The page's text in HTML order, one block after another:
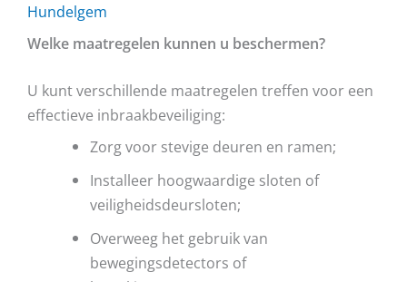
Hundelgem
Welke maatregelen kunnen u beschermen?
U kunt verschillende maatregelen treffen voor een
effectieve inbraakbeveiliging:
Zorg voor stevige deuren en ramen;
Installeer hoogwaardige sloten of
veiligheidsdeursloten;
Overweeg het gebruik van
bewegingsdetectors of